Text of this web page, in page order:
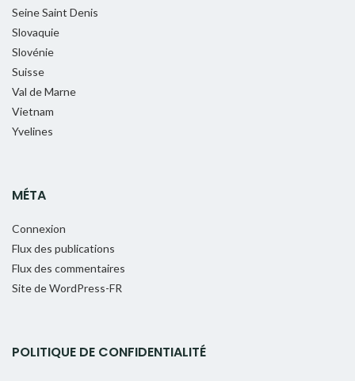
Seine Saint Denis
Slovaquie
Slovénie
Suisse
Val de Marne
Vietnam
Yvelines
MÉTA
Connexion
Flux des publications
Flux des commentaires
Site de WordPress-FR
POLITIQUE DE CONFIDENTIALITÉ